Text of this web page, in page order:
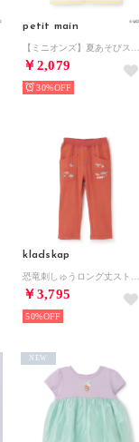
petit main
￥2,079
30%
kladskap
￥3,795
50%
NEW